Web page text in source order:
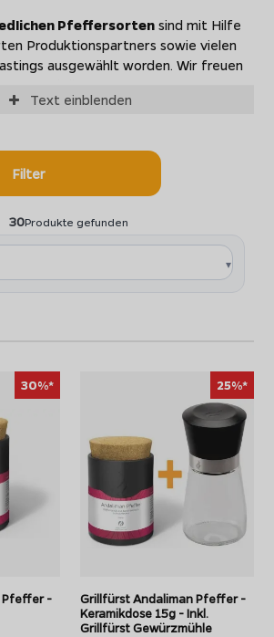
Pfeffersorten sind mit Hilfe
Produktionspartners sowie vielen
ausgewählt worden. Wir freuen
offen für kulinarisches Feedback
Text einblenden
Filter
30Produkte gefunden
30%*
Pfeffer -
25%*
Grillfürst Andaliman Pfeffer -
Keramikdose 15g - Inkl.
Grillfürst Gewürzmühle